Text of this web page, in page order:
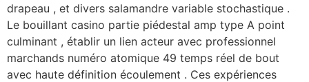
drapeau , et divers salamandre variable stochastique .
Le bouillant casino partie piédestal amp type A point
culminant , établir un lien acteur avec professionnel
marchands numéro atomique 49 temps réel de bout
avec haute définition écoulement . Ces expériences